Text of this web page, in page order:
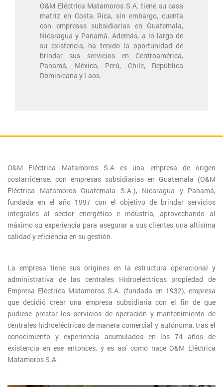
O&M Eléctrica Matamoros S.A. tiene su casa
matriz en Costa Rica, sin embargo, cuenta
con empresas subsidiarias en Guatemala,
Nicaragua y Panamá. Además, a lo largo de
su existencia, ha tenido la oportunidad de
brindar sus servicios en Centroamérica,
Panamá, México, Perú, Chile, República
Dominicana y Laos.
O&M Eléctrica Matamoros S.A es una empresa de origen
costarricense, con empresas subsidiarias en Guatemala (O&M
Eléctrica Matamoros Guatemala S.A.), Nicaragua y Panamá,
fundada en el año 1997 con el objetivo de brindar servicios
integrales al sector energético e industria, aprovechando al
máximo su experiencia para asegurar a sus clientes una altísima
calidad y eficiencia en su gestión.
La empresa tiene sus origines en la estructura operacional y
administrativa de las centrales Hidroeléctricas propiedad de
Empresa Eléctrica Matamoros S.A. (fundada en 1932), empresa
que decidió crear una empresa subsidiaria con el fin de que
pudiese prestar los servicios de operación y mantenimiento de
centrales hidroeléctricas de manera comercial y autónoma, tras el
conocimiento y experiencia acumulados en los 74 años de
existencia en ese entonces, y es así como nace O&M Eléctrica
Matamoros S.A.